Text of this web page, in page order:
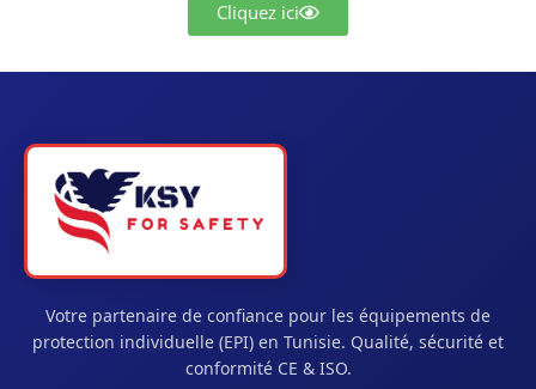
Cliquez ici
Votre partenaire de confiance pour les équipements de
protection individuelle (EPI) en Tunisie. Qualité, sécurité et
conformité CE & ISO.